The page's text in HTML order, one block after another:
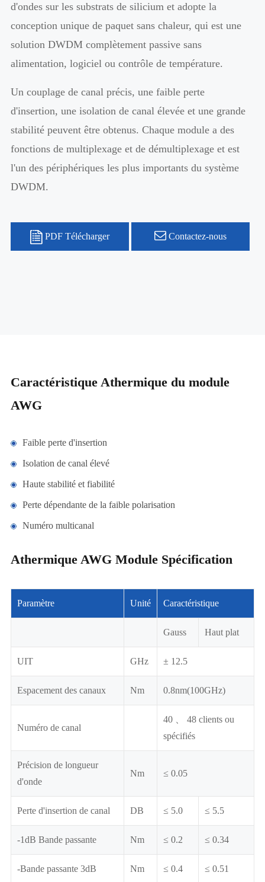
d'ondes sur les substrats de silicium et adopte la
conception unique de paquet sans chaleur, qui est une
solution DWDM complètement passive sans
alimentation, logiciel ou contrôle de température.
Un couplage de canal précis, une faible perte
d'insertion, une isolation de canal élevée et une grande
stabilité peuvent être obtenus. Chaque module a des
fonctions de multiplexage et de démultiplexage et est
l'un des périphériques les plus importants du système
DWDM.
PDF Télécharger Contactez-nous
Caractéristique Athermique du module
AWG
Faible perte d'insertion
Isolation de canal élevé
Haute stabilité et fiabilité
Perte dépendante de la faible polarisation
Numéro multicanal
Athermique AWG Module Spécification
Paramètre Unité Caractéristique
Gauss Haut plat
UIT GHz ± 12.5
Espacement des canaux Nm 0.8nm(100GHz)
Numéro de canal
40 、 48 clients ou
spécifiés
Précision de longueur
d'onde
Nm ≤ 0.05
Perte d'insertion de canal DB ≤ 5.0 ≤ 5.5
-1dB Bande passante Nm ≤ 0.2 ≤ 0.34
-Bande passante 3dB Nm ≤ 0.4 ≤ 0.51